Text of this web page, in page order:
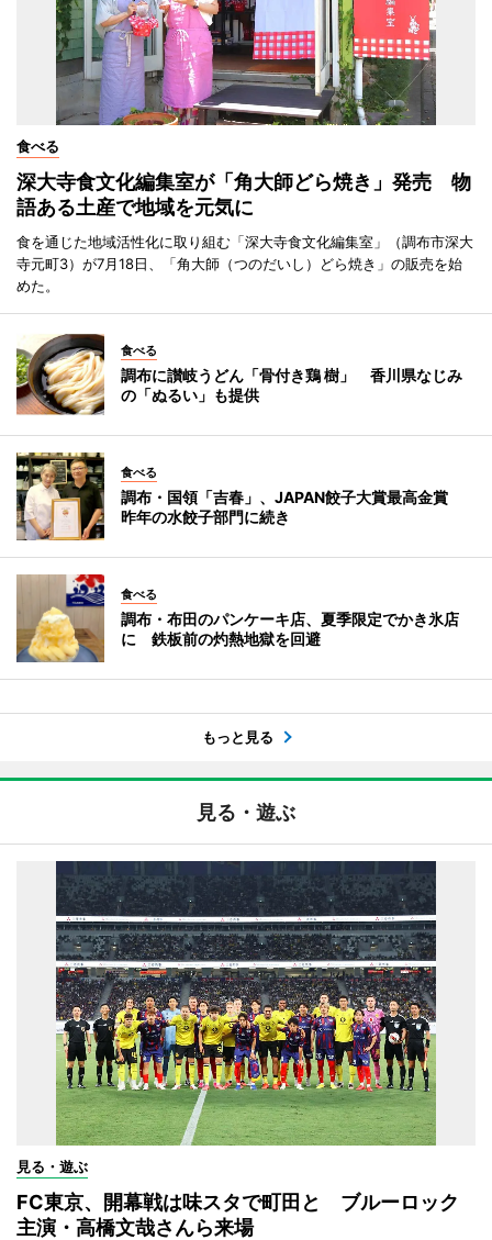
食べる
深大寺食文化編集室が「角大師どら焼き」発売 物
語ある土産で地域を元気に
食を通じた地域活性化に取り組む「深大寺食文化編集室」（調布市深大
寺元町3）が7月18日、「角大師（つのだいし）どら焼き」の販売を始
めた。
食べる
調布に讃岐うどん「骨付き鶏 樹」 香川県なじみ
の「ぬるい」も提供
食べる
調布・国領「吉春」、JAPAN餃子大賞最高金賞
昨年の水餃子部門に続き
食べる
調布・布田のパンケーキ店、夏季限定でかき氷店
に 鉄板前の灼熱地獄を回避
もっと見る
見る・遊ぶ
見る・遊ぶ
FC東京、開幕戦は味スタで町田と ブルーロック
主演・高橋文哉さんら来場